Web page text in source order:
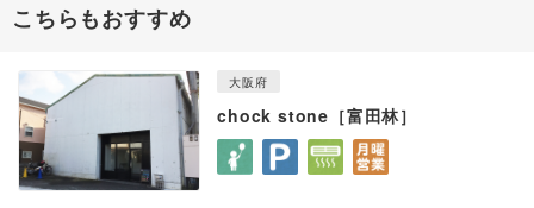
こちらもおすすめ
大阪府
chock stone［富田林］